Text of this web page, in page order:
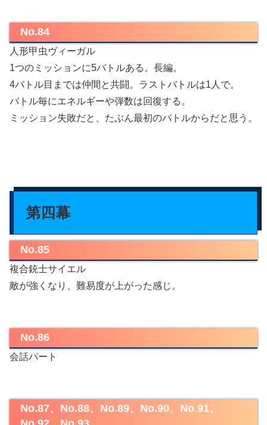
No.84
人形甲虫ヴィーガル
1つのミッションに5バトルある。長編。
4バトル目までは仲間と共闘。ラストバトルは1人で。
バトル毎にエネルギーや弾数は回復する。
ミッション失敗だと、たぶん最初のバトルからだと思う。
第四幕
No.85
複合銃士サイエル
敵が強くなり、難易度が上がった感じ。
No.86
会話パート
No.87、No.88、No.89、No.90、No.91、